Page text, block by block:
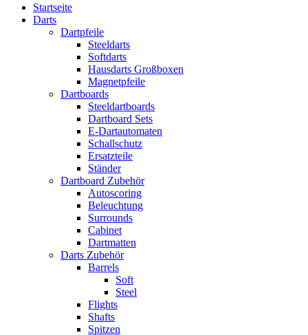
Startseite
Darts
Dartpfeile
Steeldarts
Softdarts
Hausdarts Großboxen
Magnetpfeile
Dartboards
Steeldartboards
Dartboard Sets
E-Dartautomaten
Schallschutz
Ersatzteile
Ständer
Dartboard Zubehör
Autoscoring
Beleuchtung
Surrounds
Cabinet
Dartmatten
Darts Zubehör
Barrels
Soft
Steel
Flights
Shafts
Spitzen